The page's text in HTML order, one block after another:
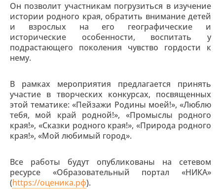
Он позволит участникам погрузиться в изучение
истории родного края, обратить внимание детей
и взрослых на его географические и
исторические особенности, воспитать у
подрастающего поколения чувство гордости к
нему.
В рамках мероприятия предлагается принять
участие в творческих конкурсах, посвященных
этой тематике: «Пейзажи Родины моей!», «Люблю
тебя, мой край родной!», «Промыслы родного
края!», «Сказки родного края!», «Природа родного
края!», «Мой любимый город».
Все работы будут опубликованы на сетевом
ресурсе «Образовательный портал «НИКА»
(https://оценика.рф).